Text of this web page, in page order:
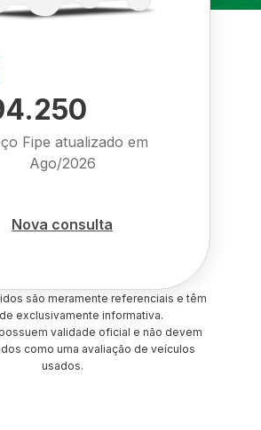
Fipe atualizado em
Ago/2026
Nova consulta
são meramente referenciais e têm
exclusivamente informativa.
validade oficial e não devem
como uma avaliação de veículos
usados.